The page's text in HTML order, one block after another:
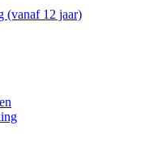
(vanaf 12 jaar)